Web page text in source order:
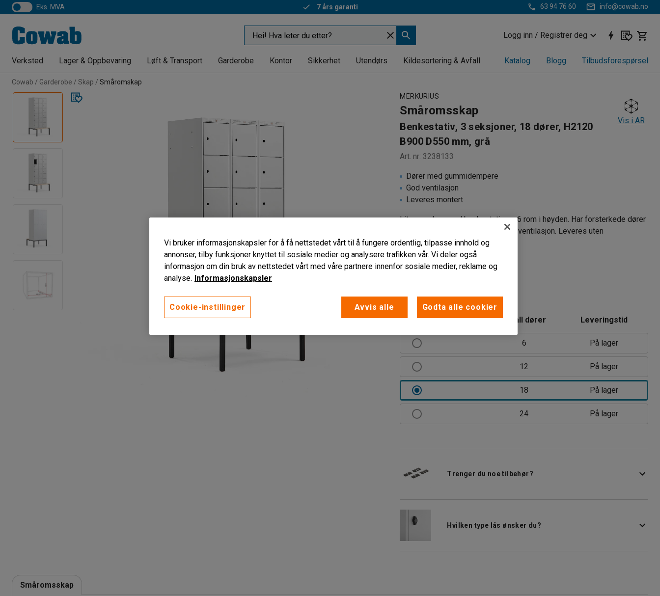
eks. MVA
Rask levering
63 94 76 60 info@cowab.no
Logg inn / Registrer deg
Verksted Lager & Oppbevaring Løft & Transport Garderobe Kontor Sikkerhet Utendørs Kildesortering & Avfall Katalog Blogg Tilbudsforespørsel
Cowab Garderobe Skap
Småromskap
MERKURIUS
Småromsskap
Benkestativ, 3 seksjoner, 18 dører, H2120
B900 D550 mm, grå
Art. nr: 3238133
Vis i AR
Dører med gummidempere
God ventilasjon
Leveres montert
Lite romskap med benkestativ og 6 rom i høyden. Har forsterkede dører
og perforeringer i rammen for god ventilasjon. Leveres uten
låsemekanisme.
Les mer
Antall dører Leveringstid
6 På lager
12 På lager
18 På lager
24 På lager
Trenger du noe tilbehør?
Hvilken type lås ønsker du?
Småromsskap
Vi bruker informasjonskapsler for å få nettstedet vårt til å fungere ordentlig, tilpasse innhold og
annonser, tilby funksjoner knyttet til sosiale medier og analysere trafikken vår. Vi deler også
informasjon om din bruk av nettstedet vårt med våre partnere innenfor sosiale medier, reklame og
analyse. Informasjonskapsler
Cookie-instillinger Avvis alle Godta alle cookier